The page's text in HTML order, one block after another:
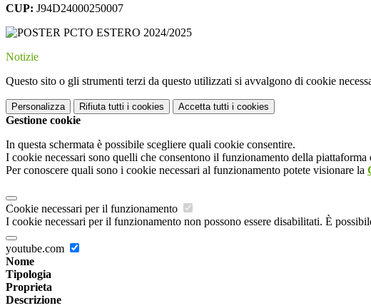
CUP: J94D24000250007
Notizie
Questo sito o gli strumenti terzi da questo utilizzati si avvalgono di cookie
Personalizza Rifiuta tutti i cookies Accetta tutti i cookies
Gestione cookie
In questa schermata è possibile scegliere quali cookie consentire.
I cookie necessari sono quelli che consentono il funzionamento della
Per conoscere quali sono i cookie necessari al funzionamento potete visionare la
Cookie necessari per il funzionamento
I cookie necessari per il funzionamento non possono essere disabilitati. È
youtube.com
Nome
Tipologia
Proprieta
Descrizione